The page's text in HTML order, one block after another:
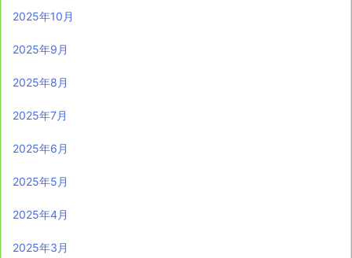
2025年10月
2025年9月
2025年8月
2025年7月
2025年6月
2025年5月
2025年4月
2025年3月